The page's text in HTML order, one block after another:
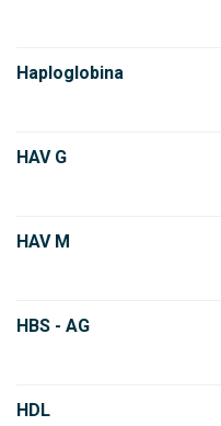
Haploglobina
HAV G
HAV M
HBS - AG
HDL